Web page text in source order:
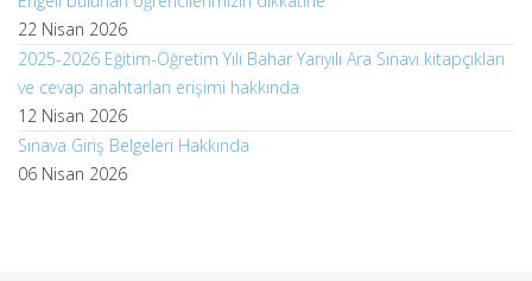
22 Nisan 2026
2025-2026 Eğitim-Öğretim Yılı Bahar Yarıyılı Ara Sınavı kitapçıkları
ve cevap anahtarları erişimi hakkında
12 Nisan 2026
Sınava Giriş Belgeleri Hakkında
06 Nisan 2026